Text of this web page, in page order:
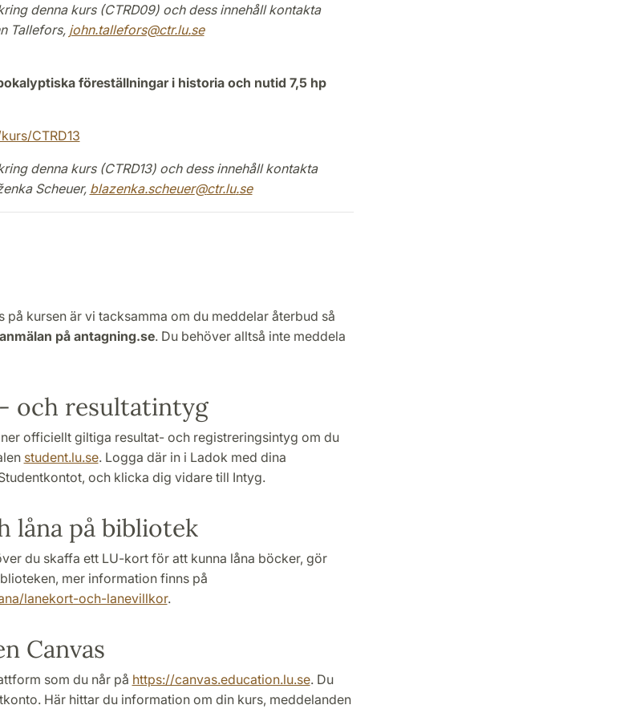
denna kurs (CTRD09) och dess innehåll kontakta
Tallefors, john.tallefors@ctr.lu.se
föreställningar i historia och nutid 7,5 hp
CTRD13
denna kurs (CTRD13) och dess innehåll kontakta
Scheuer, blazenka.scheuer@ctr.lu.se
på kursen är vi tacksamma om du meddelar återbud så
på antagning.se. Du behöver alltså inte meddela
och resultatintyg
officiellt giltiga resultat- och registreringsintyg om du
student.lu.se. Logga där in i Ladok med dina
och klicka dig vidare till Intyg.
låna på bibliotek
du skaffa ett LU-kort för att kunna låna böcker, gör
mer information finns på
lanekort-och-lanevillkor.
Canvas
som du når på https://canvas.education.lu.se. Du
Här hittar du information om din kurs, meddelanden